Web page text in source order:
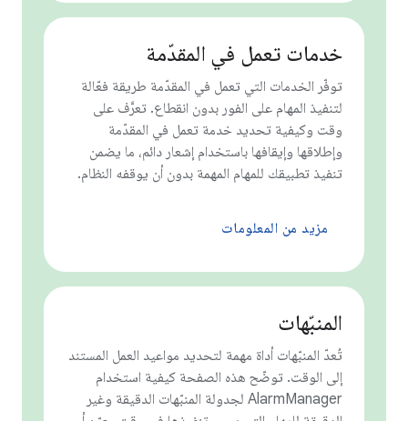
خدمات تعمل في المقدّمة
توفّر الخدمات التي تعمل في المقدّمة طريقة فعّالة
لتنفيذ المهام على الفور بدون انقطاع. تعرَّف على
وقت وكيفية تحديد خدمة تعمل في المقدّمة
وإطلاقها وإيقافها باستخدام إشعار دائم، ما يضمن
تنفيذ تطبيقك للمهام المهمة بدون أن يوقفه النظام.
مزيد من المعلومات
المنبّهات
تُعدّ المنبّهات أداة مهمة لتحديد مواعيد العمل المستند
إلى الوقت. توضّح هذه الصفحة كيفية استخدام
AlarmManager لجدولة المنبّهات الدقيقة وغير